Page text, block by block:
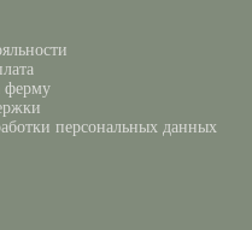
ферму
персональных данных